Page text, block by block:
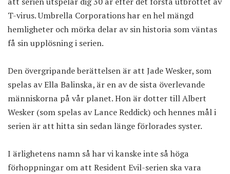
T-virus. Umbrella Corporations har en hel mängd
hemligheter och mörka delar av sin historia som väntas
få sin upplösning i serien.
Den övergripande berättelsen är att Jade Wesker, som
spelas av Ella Balinska, är en av de sista överlevande
människorna på vår planet. Hon är dotter till Albert
Wesker (som spelas av Lance Reddick) och hennes mål i
serien är att hitta sin sedan länge förlorades syster.
I ärlighetens namn så har vi kanske inte så höga
förhoppningar om att Resident Evil-serien ska vara